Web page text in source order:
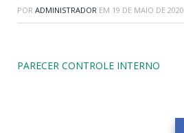
POR ADMINISTRADOR EM 19 DE MAIO DE 2020
PARECER CONTROLE INTERNO